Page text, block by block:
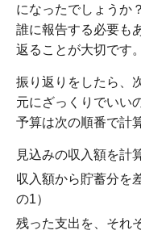
になったでしょうか？
誰に報告する必要も
返ることが大切です。
振り返りをしたら、
元にざっくりでいい
予算は次の順番で計
見込みの収入額を計
収入額から貯蓄分を
の1）
残った支出を、それ